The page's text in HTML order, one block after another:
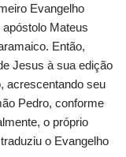
Evangelho
Mateus
Então,
Jesus à sua edição
acrescentando seu
Pedro, conforme
o próprio
o Evangelho